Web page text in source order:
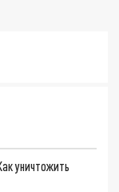
уничтожить